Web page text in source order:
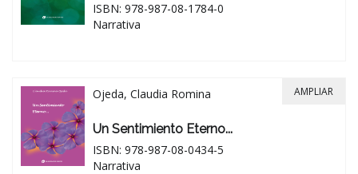
ISBN: 978-987-08-1784-0
Narrativa
Ojeda, Claudia Romina
Un Sentimiento Eterno...
ISBN: 978-987-08-0434-5
Narrativa
AMPLIAR